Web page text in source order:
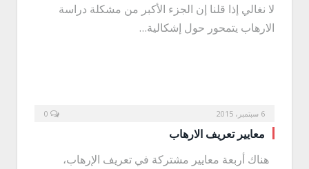
لا نغالي إذا قلنا إن الجزء الأكبر من مشكلة دراسة
الارهاب يتمحور حول إشكالية…
6 سبتمبر، 2015
معايير تعريف الارهاب
هناك أربعة معايير مشتركة في تعريف الإرهاب،